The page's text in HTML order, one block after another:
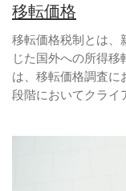
移転価格
移転価格税制とは、
じた国外への所得
は、移転価格調査に
段階においてクライ